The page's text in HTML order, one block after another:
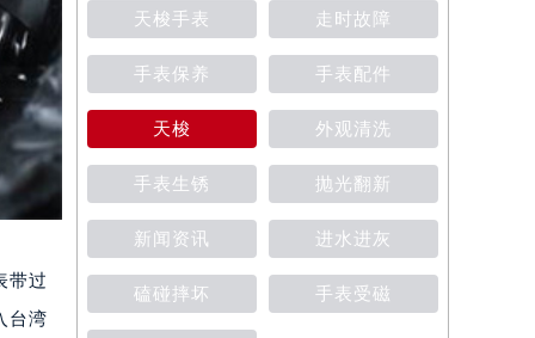
带过
台湾
天梭手表 走时故障
手表保养 手表配件
天梭 外观清洗
手表生锈 抛光翻新
新闻资讯 进水进灰
磕碰摔坏 手表受磁